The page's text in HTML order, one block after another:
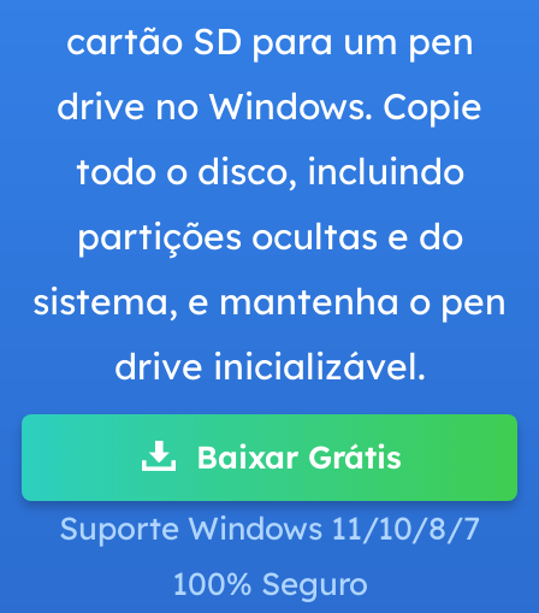
cartão SD para um pen
drive no Windows. Copie
todo o disco, incluindo
partições ocultas e do
sistema, e mantenha o pen
drive inicializável.
Baixar Grátis
Suporte Windows 11/10/8/7
100% Seguro